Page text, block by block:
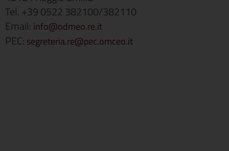
Tel. +39 0522 382100/382110
Email: info@odmeo.re.it
PEC: segreteria.re@pec.omceo.it